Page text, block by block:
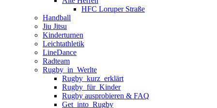
HFC Loruper Straße
Handball
Jiu Jitsu
Kinderturnen
Leichtathletik
LineDance
Radteam
Rugby_in_Werlte
Rugby_kurz_erklärt
Rugby_für_Kinder
Rugby ausprobieren & FAQ
Get_into_Rugby